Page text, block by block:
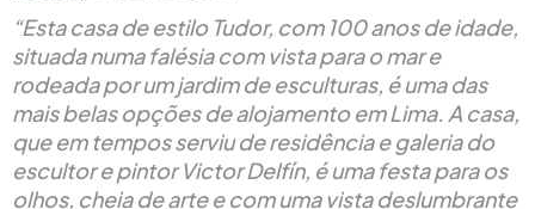
“Esta casa de estilo Tudor, com 100 anos de idade,
situada numa falésia com vista para o mar e
rodeada por um jardim de esculturas, é uma das
mais belas opções de alojamento em Lima. A casa,
que em tempos serviu de residência e galeria do
escultor e pintor Victor Delfín, é uma festa para os
olhos, cheia de arte e com uma vista deslumbrante